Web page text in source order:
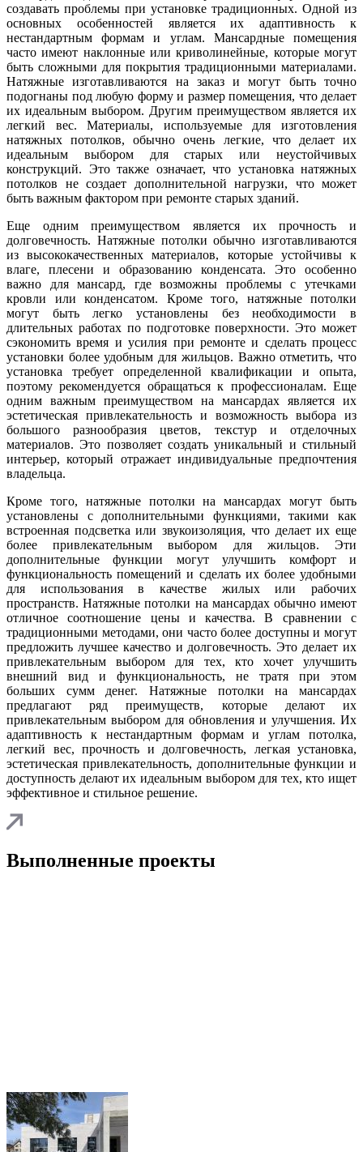
создавать проблемы при установке традиционных. Одной из
основных особенностей является их адаптивность к
нестандартным формам и углам. Мансардные помещения
часто имеют наклонные или криволинейные, которые могут
быть сложными для покрытия традиционными материалами.
Натяжные изготавливаются на заказ и могут быть точно
подогнаны под любую форму и размер помещения, что делает
их идеальным выбором. Другим преимуществом является их
легкий вес. Материалы, используемые для изготовления
натяжных потолков, обычно очень легкие, что делает их
идеальным выбором для старых или неустойчивых
конструкций. Это также означает, что установка натяжных
потолков не создает дополнительной нагрузки, что может
быть важным фактором при ремонте старых зданий.
Еще одним преимуществом является их прочность и
долговечность. Натяжные потолки обычно изготавливаются
из высококачественных материалов, которые устойчивы к
влаге, плесени и образованию конденсата. Это особенно
важно для мансард, где возможны проблемы с утечками
кровли или конденсатом. Кроме того, натяжные потолки
могут быть легко установлены без необходимости в
длительных работах по подготовке поверхности. Это может
сэкономить время и усилия при ремонте и сделать процесс
установки более удобным для жильцов. Важно отметить, что
установка требует определенной квалификации и опыта,
поэтому рекомендуется обращаться к профессионалам. Еще
одним важным преимуществом на мансардах является их
эстетическая привлекательность и возможность выбора из
большого разнообразия цветов, текстур и отделочных
материалов. Это позволяет создать уникальный и стильный
интерьер, который отражает индивидуальные предпочтения
владельца.
Кроме того, натяжные потолки на мансардах могут быть
установлены с дополнительными функциями, такими как
встроенная подсветка или звукоизоляция, что делает их еще
более привлекательным выбором для жильцов. Эти
дополнительные функции могут улучшить комфорт и
функциональность помещений и сделать их более удобными
для использования в качестве жилых или рабочих
пространств. Натяжные потолки на мансардах обычно имеют
отличное соотношение цены и качества. В сравнении с
традиционными методами, они часто более доступны и могут
предложить лучшее качество и долговечность. Это делает их
привлекательным выбором для тех, кто хочет улучшить
внешний вид и функциональность, не тратя при этом
больших сумм денег. Натяжные потолки на мансардах
предлагают ряд преимуществ, которые делают их
привлекательным выбором для обновления и улучшения. Их
адаптивность к нестандартным формам и углам потолка,
легкий вес, прочность и долговечность, легкая установка,
эстетическая привлекательность, дополнительные функции и
доступность делают их идеальным выбором для тех, кто ищет
эффективное и стильное решение.
Выполненные проекты